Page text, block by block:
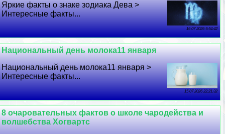
Яркие факты о знаке зодиака Дева >
Интересные факты...
16 07 2026 9:54:42
Национальный день молока11 января
Национальный день молока11 января >
Интересные факты...
15 07 2026 22:21:32
8 очаровательных фактов о школе чародейства и
волшебства Хогвартс